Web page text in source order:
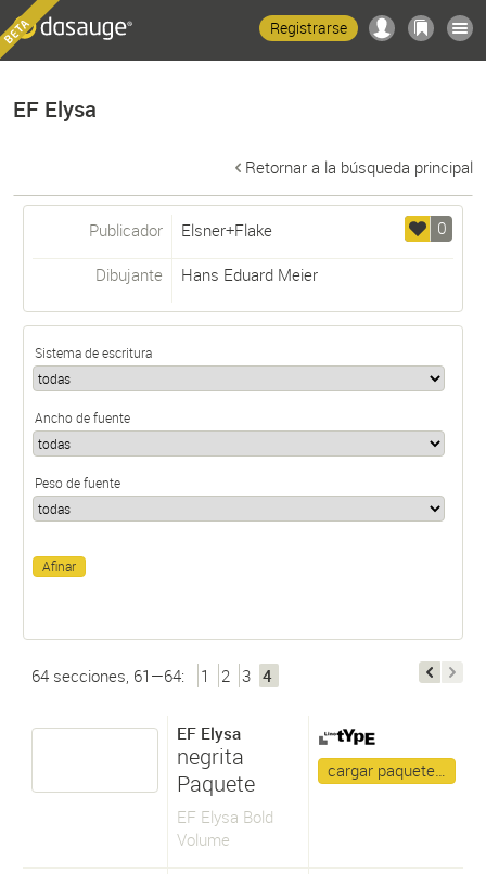
Registrarse
EF Elysa
Retornar a la búsqueda principal
0
Publicador Elsner+Flake
Dibujante Hans Eduard Meier
Sistema de escritura
Ancho de fuente
Peso de fuente
64 secciones, 61—64: 1 2 3 4
EF Elysa
negrita
Paquete
EF Elysa Bold
Volume
cargar paquete…